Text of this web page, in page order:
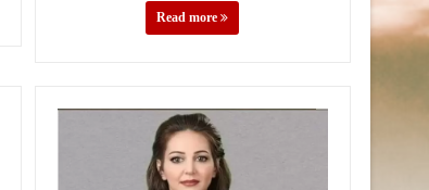
Read more